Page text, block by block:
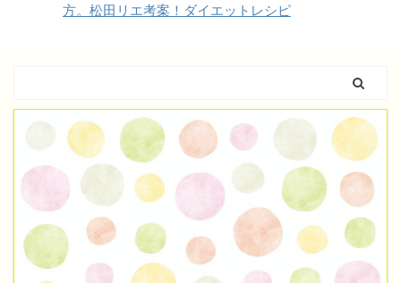
方。松田リエ考案！ダイエットレシピ